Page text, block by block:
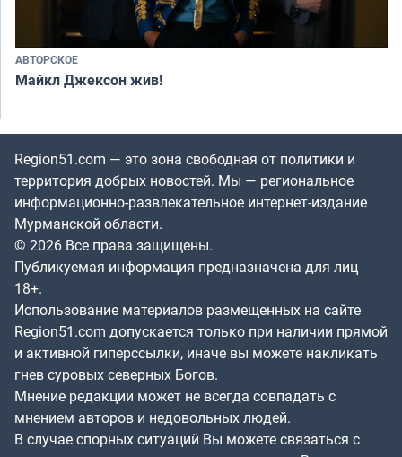
АВТОРСКОЕ
Майкл Джексон жив!
Region51.com — это зона свободная от политики и
территория добрых новостей. Мы — региональное
информационно-развлекательное интернет-издание
Мурманской области.
© 2026 Все права защищены.
Публикуемая информация предназначена для лиц
18+.
Использование материалов размещенных на сайте
Region51.com допускается только при наличии прямой
и активной гиперссылки, иначе вы можете накликать
гнев суровых северных Богов.
Мнение редакции может не всегда совпадать с
мнением авторов и недовольных людей.
В случае спорных ситуаций Вы можете связаться с